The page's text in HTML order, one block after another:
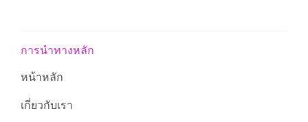
การนำทางหลัก
หน้าหลัก
เกี่ยวกับเรา